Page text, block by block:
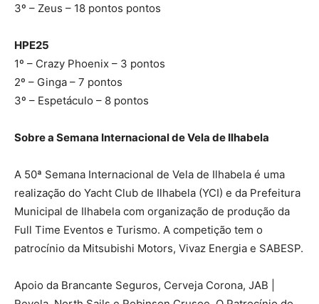
3º – Zeus – 18 pontos pontos
HPE25
1º – Crazy Phoenix – 3 pontos
2º – Ginga – 7 pontos
3º – Espetáculo – 8 pontos
Sobre a Semana Internacional de Vela de Ilhabela
A 50ª Semana Internacional de Vela de Ilhabela é uma
realização do Yacht Club de Ilhabela (YCI) e da Prefeitura
Municipal de Ilhabela com organização de produção da
Full Time Eventos e Turismo. A competição tem o
patrocínio da Mitsubishi Motors, Vivaz Energia e SABESP.
Apoio da Brancante Seguros, Cerveja Corona, JAB |